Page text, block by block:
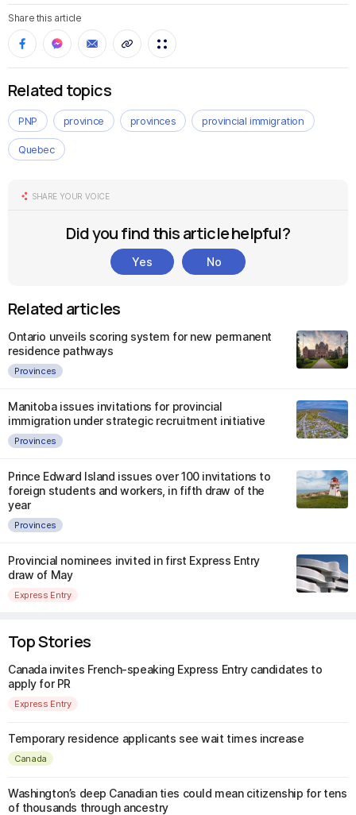
Share this article
Related topics
PNP province provinces provincial immigration
Quebec
SHARE YOUR VOICE
Did you find this article helpful?
Yes No
Related articles
Ontario unveils scoring system for new permanent
residence pathways
Provinces
Manitoba issues invitations for provincial
immigration under strategic recruitment initiative
Provinces
Prince Edward Island issues over 100 invitations to
foreign students and workers, in fifth draw of the
year
Provinces
Provincial nominees invited in first Express Entry
draw of May
Express Entry
Top Stories
Canada invites French-speaking Express Entry candidates to
apply for PR
Express Entry
Temporary residence applicants see wait times increase
Canada
Washington’s deep Canadian ties could mean citizenship for tens
of thousands through ancestry